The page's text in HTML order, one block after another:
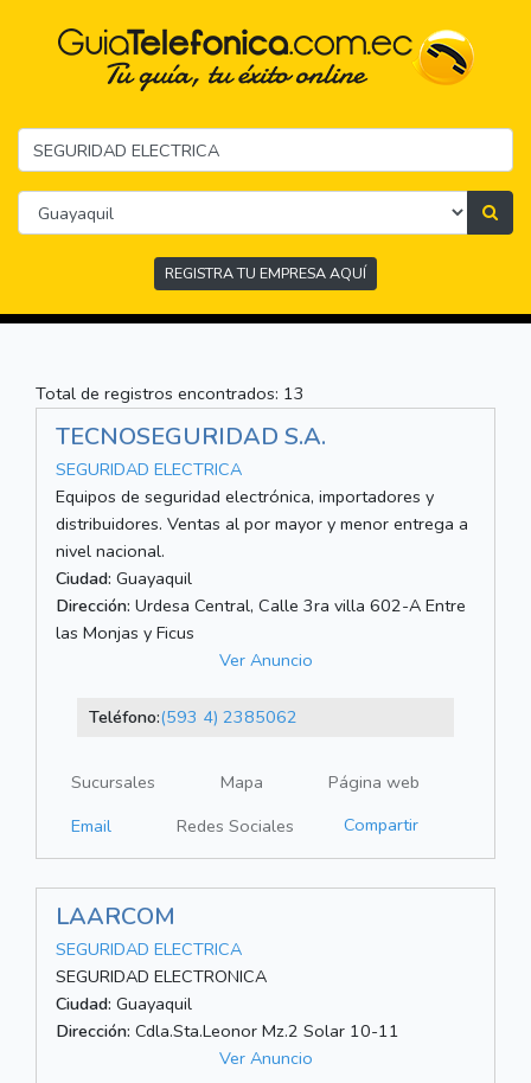
REGISTRA TU EMPRESA AQUÍ
Total de registros encontrados: 13
TECNOSEGURIDAD S.A.
SEGURIDAD ELECTRICA
Equipos de seguridad electrónica, importadores y
distribuidores. Ventas al por mayor y menor entrega a
nivel nacional.
Ciudad: Guayaquil
Dirección: Urdesa Central, Calle 3ra villa 602-A Entre
las Monjas y Ficus
Ver Anuncio
Teléfono:(593 4) 2385062
Sucursales Mapa
Página web
Email
Redes Sociales Compartir
LAARCOM
SEGURIDAD ELECTRICA
SEGURIDAD ELECTRONICA
Ciudad: Guayaquil
Dirección: Cdla.Sta.Leonor Mz.2 Solar 10-11
Ver Anuncio